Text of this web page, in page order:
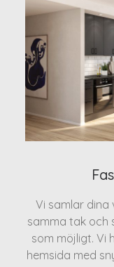
Vi samlar
samma tak och
som möjligt. Vi
hemsida med